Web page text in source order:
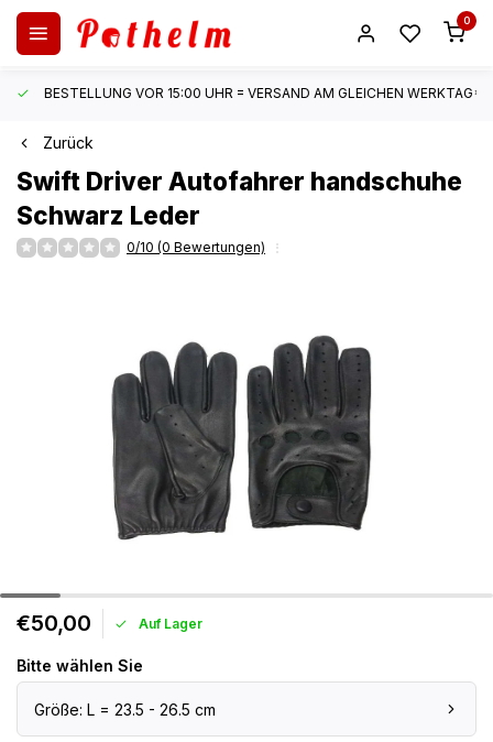
0
BESTELLUNG VOR 15:00 UHR = VERSAND AM GLEICHEN WERKTAG*
Zurück
Swift Driver Autofahrer handschuhe
Schwarz Leder
0/10 (0 Bewertungen)
€50,00 Auf Lager
Bitte wählen Sie
Größe: L = 23.5 - 26.5 cm